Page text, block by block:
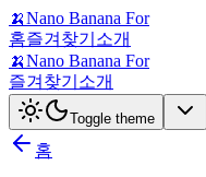
🍌Nano Banana For
홈즐겨찾기 소개
🍌Nano Banana For
즐겨찾기 소개
Toggle theme
홈